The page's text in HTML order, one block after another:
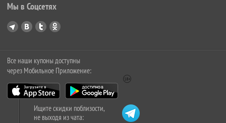
Мы в Соцсетях
Все наши купоны доступны
через Мобильное Приложение:
Ищите скидки поблизости,
не выходя из чата: